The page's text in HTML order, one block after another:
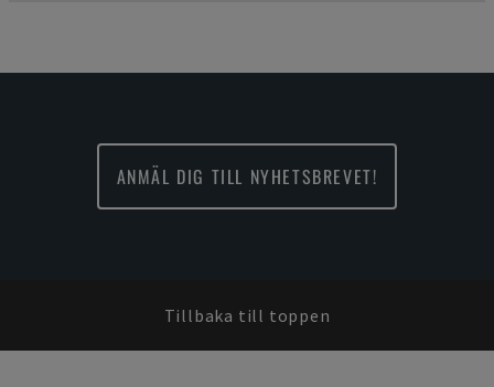
ANMÄL DIG TILL NYHETSBREVET!
Tillbaka till toppen